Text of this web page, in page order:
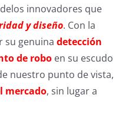
innovadores que
y diseño. Con la
su genuina detección
de robo en su escudo
nuestro punto de vista,
mercado, sin lugar a